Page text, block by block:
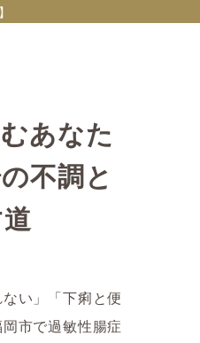
あなた
不調と
い」「下痢と便
市で過敏性腸症